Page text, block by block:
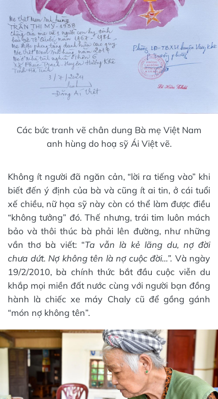
Các bức tranh vẽ chân dung Bà mẹ Việt Nam
anh hùng do hoạ sỹ Ái Việt vẽ.
Không ít người đã ngăn cản, “lời ra tiếng vào” khi
biết đến ý định của bà và cũng ít ai tin, ở cái tuổi
xế chiều, nữ họa sỹ này còn có thể làm được điều
“không tưởng” đó. Thế nhưng, trái tim luôn mách
bảo và thôi thúc bà phải lên đường, như những
vần thơ bà viết: “Ta vẫn là kẻ lãng du, nợ đời
chưa dứt. Nợ không tên là nợ cuộc đời…”. Và ngày
19/2/2010, bà chính thức bắt đầu cuộc viễn du
khắp mọi miền đất nước cùng với người bạn đồng
hành là chiếc xe máy Chaly cũ để gồng gánh
“món nợ không tên”.